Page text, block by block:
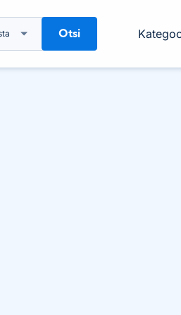
Otsi